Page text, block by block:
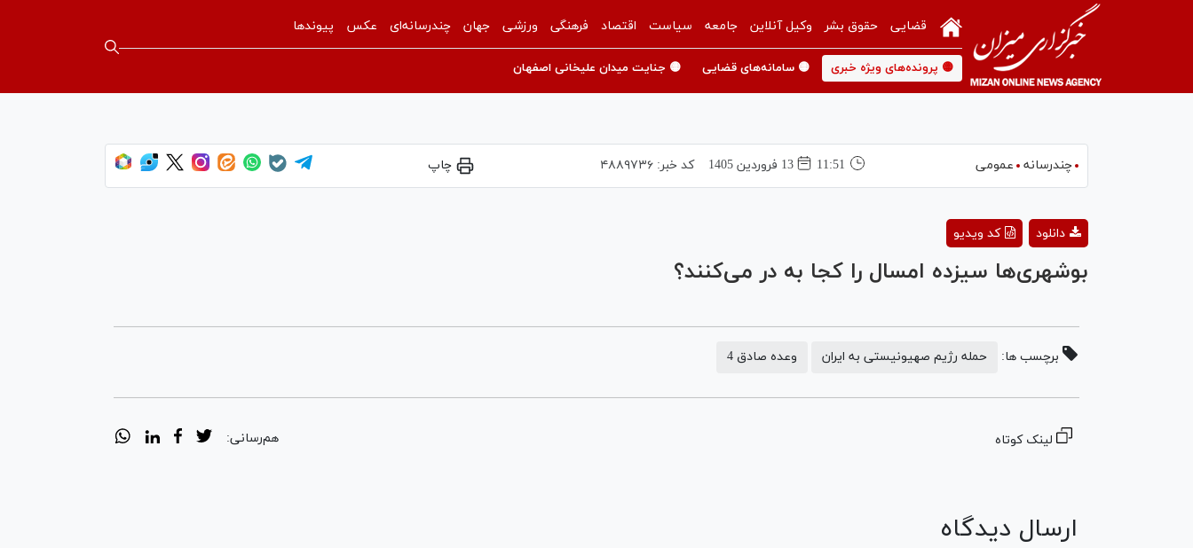
قضایی حقوق بشر وکیل آنلاین جامعه سیاست اقتصاد فرهنگی ورزشی جهان چندرسانه‌ای عکس پیوندها
🟡 پرونده‌های ویژه خبری 🟡 سامانه‌های قضایی 🟡 جنایت میدان علیخانی اصفهان
چندرسانه عمومی 11:51 13 فروردين 1405 کد خبر: ۴۸۸۹۷۳۶ چاپ
کد ویدیو دانلود
بوشهری‌ها سیزده امسال را کجا به در می‌کنند؟
برچسب ها: حمله رژیم صهیونیستی به ایران وعده صادق 4
لینک کوتاه هم‌رسانی:
ارسال دیدگاه